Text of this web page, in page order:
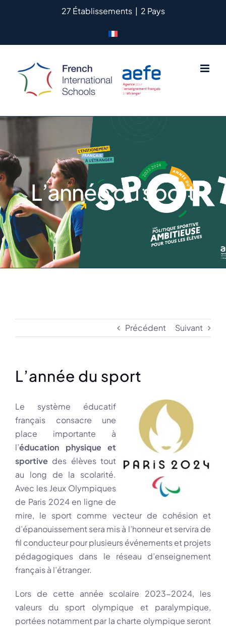
27 Établissements | 2 Pays
L’année du sport
Précédent Suivant
L’année du sport
Le système éducatif
français consacre une
place importante à
l’éducation physique et
sportive des élèves tout
au long de la scolarité.
Avec les Jeux Olympiques
de Paris 2024 en ligne de
mire, le sport comme vecteur de cohésion et
d’épanouissement sera mis à l’honneur et servira de
fil conducteur pour plusieurs événements et projets
pédagogiques dans le réseau d’enseignement
français à l’étranger.
Lors de cette année scolaire 2023-2024, les
valeurs du sport olympique et paralympique,
portées notamment par la charte olympique seront